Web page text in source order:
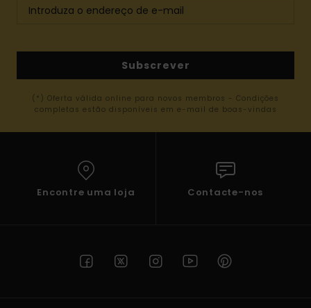
Subscrever
(*) Oferta válida online para novos membros - Condições
completas estão disponíveis em e-mail de boas-vindas
Encontre uma loja Contacte-nos